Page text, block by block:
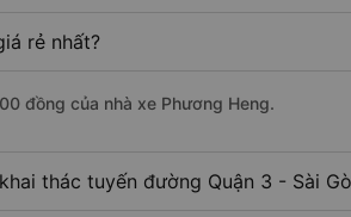
rẻ nhất?
đồng của nhà xe Phương Heng.
thác tuyến đường Quận 3 - Sài